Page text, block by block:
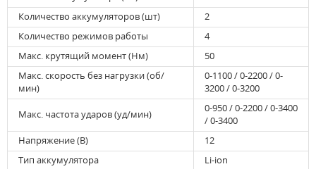
Количество аккумуляторов (шт)
2
Количество режимов работы
4
Макс. крутящий момент (Нм)
50
Макс. скорость без нагрузки (об/
мин)
0-1100 / 0-2200 / 0-
3200 / 0-3200
Макс. частота ударов (уд/мин)
0-950 / 0-2200 / 0-3400
/ 0-3400
Напряжение (В)
12
Тип аккумулятора
Li-ion